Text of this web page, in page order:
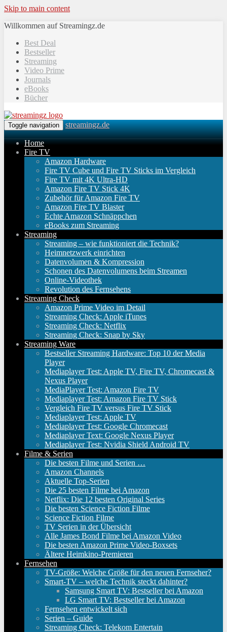
Skip to main content
Willkommen auf Streamingz.de
Best Deal
Bestseller
Streaming
Video Prime
Journals
eBooks
Bücher
Toggle navigation streamingz.de
Home
Fire TV
Amazon Hardware
Fire TV Cube und Fire TV Sticks im Vergleich
Fire TV mit 4K Ultra-HD
Amazon Fire TV Stick 4K
Zubehör für Amazon Fire TV
Amazon Fire TV Blaster
Echte Amazon Schnäppchen
eBooks zum Streaming
Streaming
Streaming – wie funktioniert die Technik?
Heimnetzwerk einrichten
Datenvolumen & Kompression
Schonen des Datenvolumens beim Streamen
Online-Videothek
Revolution des Fernsehens
Streaming Check
Amazon Prime Video im Detail
Streaming Check: Apple iTunes
Streaming Check: Netflix
Streaming Check: Snap by Sky
Streaming Ware
Bestseller Streaming Hardware: Top 10 der Media
Player
Mediaplayer Test: Apple TV, Fire TV, Chromecast &
Nexus Player
MediaPlayer Test: Amazon Fire TV
Mediaplayer Test: Amazon Fire TV Stick
Vergleich Fire TV versus Fire TV Stick
Mediaplayer Test: Apple TV
Mediaplayer Test: Google Chromecast
Mediaplayer Text: Google Nexus Player
Mediaplayer Test: Nvidia Shield Android TV
Filme & Serien
Die besten Filme und Serien …
Amazon Channels
Aktuelle Top-Serien
Die 25 besten Filme bei Amazon
Netflix: Die 12 besten Original Series
Die besten Science Fiction Filme
Science Fiction Filme
TV Serien in der Übersicht
Alle James Bond Filme bei Amazon Video
Die besten Amazon Prime Video-Boxsets
Ältere Heimkino-Premieren
Fernsehen
TV-Größe: Welche Größe für den neuen Fernseher?
Smart-TV – welche Technik steckt dahinter?
Samsung Smart TV: Bestseller bei Amazon
LG Smart TV: Bestseller bei Amazon
Fernsehen entwickelt sich
Serien – Guide
Streaming Check: Telekom Entertain